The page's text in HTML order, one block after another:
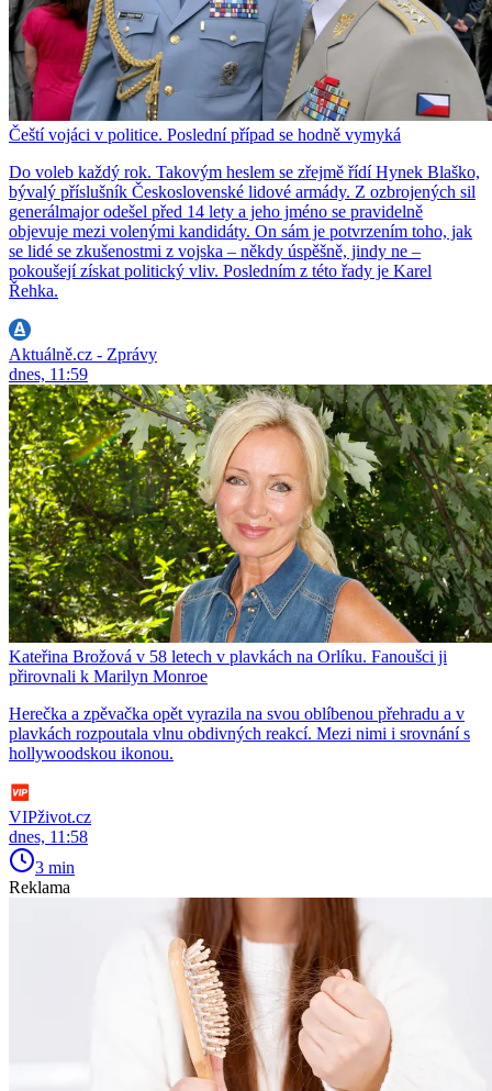
Čeští vojáci v politice. Poslední případ se hodně vymyká
Do voleb každý rok. Takovým heslem se zřejmě řídí Hynek Blaško,
bývalý příslušník Československé lidové armády. Z ozbrojených sil
generálmajor odešel před 14 lety a jeho jméno se pravidelně
objevuje mezi volenými kandidáty. On sám je potvrzením toho, jak
se lidé se zkušenostmi z vojska – někdy úspěšně, jindy ne –
pokoušejí získat politický vliv. Posledním z této řady je Karel
Řehka.
Aktuálně.cz - Zprávy
dnes, 11:59
Kateřina Brožová v 58 letech v plavkách na Orlíku. Fanoušci ji
přirovnali k Marilyn Monroe
Herečka a zpěvačka opět vyrazila na svou oblíbenou přehradu a v
plavkách rozpoutala vlnu obdivných reakcí. Mezi nimi i srovnání s
hollywoodskou ikonou.
VIPživot.cz
dnes, 11:58
3 min
Reklama